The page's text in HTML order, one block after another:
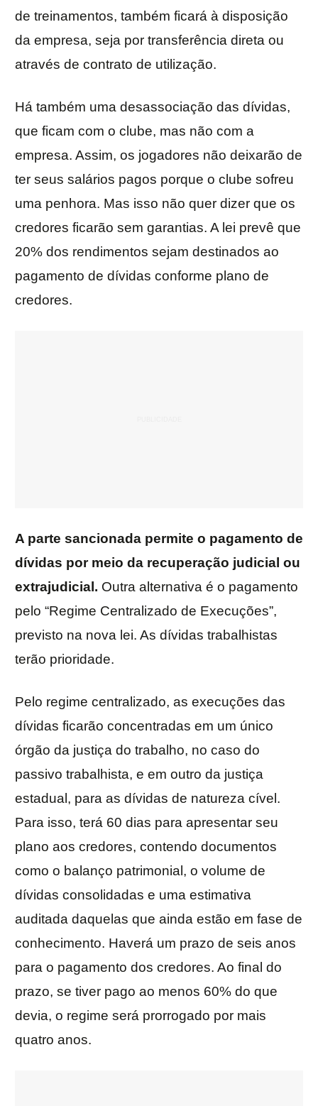
de treinamentos, também ficará à disposição
da empresa, seja por transferência direta ou
através de contrato de utilização.
Há também uma desassociação das dívidas,
que ficam com o clube, mas não com a
empresa. Assim, os jogadores não deixarão de
ter seus salários pagos porque o clube sofreu
uma penhora. Mas isso não quer dizer que os
credores ficarão sem garantias. A lei prevê que
20% dos rendimentos sejam destinados ao
pagamento de dívidas conforme plano de
credores.
A parte sancionada permite o pagamento de
dívidas por meio da recuperação judicial ou
extrajudicial. Outra alternativa é o pagamento
pelo “Regime Centralizado de Execuções”,
previsto na nova lei. As dívidas trabalhistas
terão prioridade.
Pelo regime centralizado, as execuções das
dívidas ficarão concentradas em um único
órgão da justiça do trabalho, no caso do
passivo trabalhista, e em outro da justiça
estadual, para as dívidas de natureza cível.
Para isso, terá 60 dias para apresentar seu
plano aos credores, contendo documentos
como o balanço patrimonial, o volume de
dívidas consolidadas e uma estimativa
auditada daquelas que ainda estão em fase de
conhecimento. Haverá um prazo de seis anos
para o pagamento dos credores. Ao final do
prazo, se tiver pago ao menos 60% do que
devia, o regime será prorrogado por mais
quatro anos.